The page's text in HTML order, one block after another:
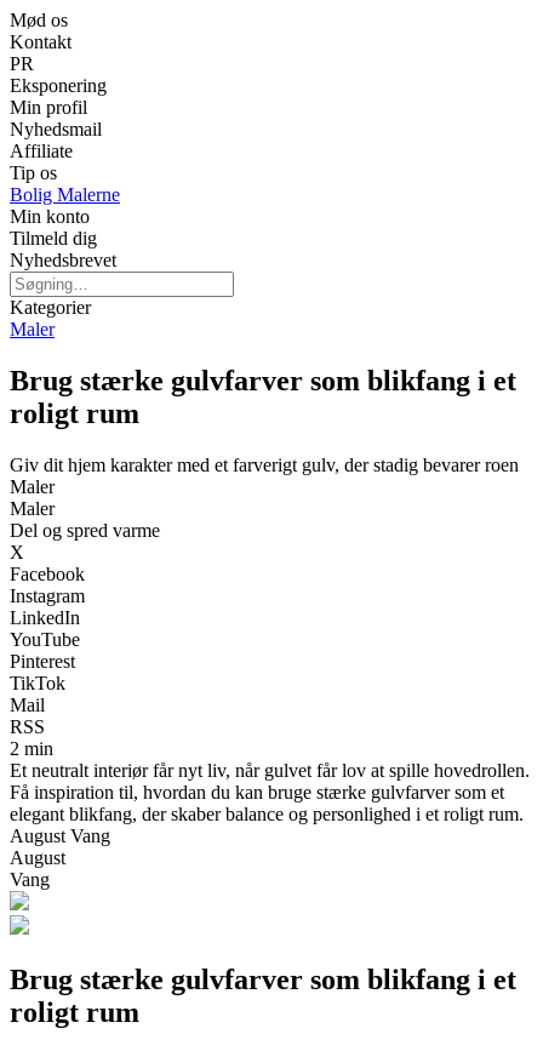
Mød os
Kontakt
PR
Eksponering
Min profil
Nyhedsmail
Affiliate
Tip os
Bolig Malerne
Min konto
Tilmeld dig
Nyhedsbrevet
Kategorier
Maler
Brug stærke gulvfarver som blikfang i et
roligt rum
Giv dit hjem karakter med et farverigt gulv, der stadig bevarer roen
Maler
Maler
Del og spred varme
X
Facebook
Instagram
LinkedIn
YouTube
Pinterest
TikTok
Mail
RSS
2 min
Et neutralt interiør får nyt liv, når gulvet får lov at spille hovedrollen.
Få inspiration til, hvordan du kan bruge stærke gulvfarver som et
elegant blikfang, der skaber balance og personlighed i et roligt rum.
August Vang
August
Vang
Brug stærke gulvfarver som blikfang i et
roligt rum